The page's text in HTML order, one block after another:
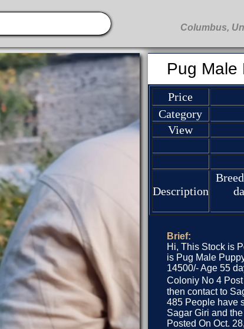
Pug Male
Price
Category
View
Description
Brief:
Hi, This Stock is
is Pug Male
14500/- Age 55
Coloniy No 4
then contact to
485 People have
Sagar Giri and
Posted On Oct.